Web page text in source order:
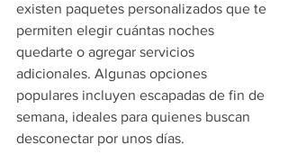
existen paquetes personalizados que te
permiten elegir cuántas noches
quedarte o agregar servicios
adicionales. Algunas opciones
populares incluyen escapadas de fin de
semana, ideales para quienes buscan
desconectar por unos días.